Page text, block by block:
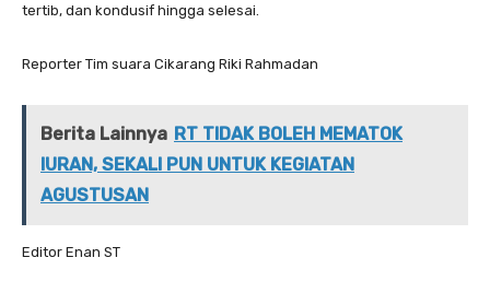
tertib, dan kondusif hingga selesai.
Reporter Tim suara Cikarang Riki Rahmadan
Berita Lainnya RT TIDAK BOLEH MEMATOK
IURAN, SEKALI PUN UNTUK KEGIATAN
AGUSTUSAN
Editor Enan ST